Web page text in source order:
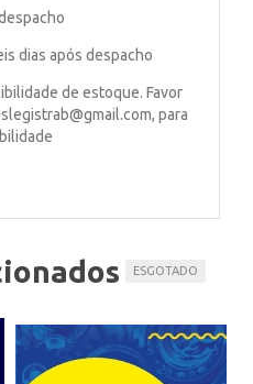
dias após despacho
de estoque. Favor
para